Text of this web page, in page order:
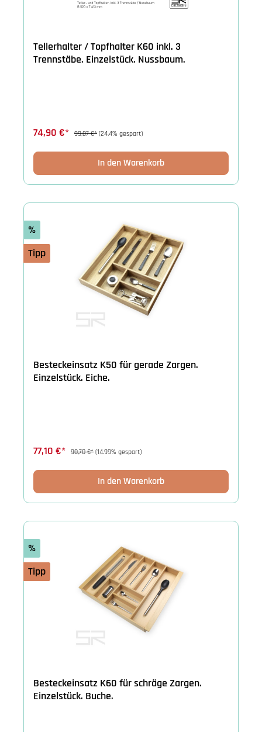
Tellerhalter / Topfhalter K60 inkl. 3
Trennstäbe. Einzelstück. Nussbaum.
74,90 €* 99,07 €* (24.4% gespart)
In den Warenkorb
%
Tipp
Besteckeinsatz K50 für gerade Zargen.
Einzelstück. Eiche.
77,10 €* 90,70 €* (14.99% gespart)
In den Warenkorb
%
Tipp
Besteckeinsatz K60 für schräge Zargen.
Einzelstück. Buche.